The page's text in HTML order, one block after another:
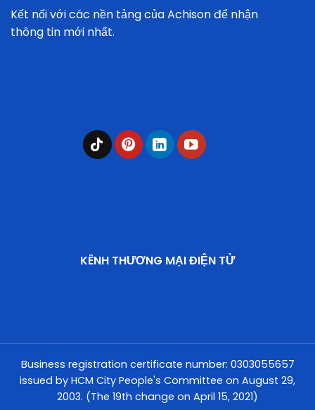
Kết nối với các nền tảng của Achison để nhận
thông tin mới nhất.
KÊNH THƯƠNG MẠI ĐIỆN TỬ
Business registration certificate number: 0303055657
issued by HCM City People's Committee on August 29,
2003. (The 19th change on April 15, 2021)